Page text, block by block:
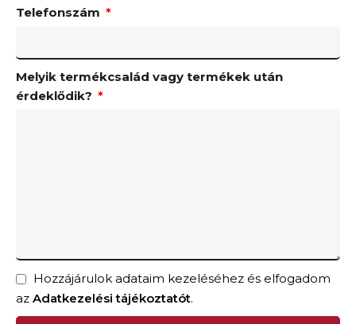
Telefonszám
Melyik termékcsalád vagy termékek után
érdeklődik?
Hozzájárulok adataim kezeléséhez és elfogadom
az Adatkezelési tájékoztatót.